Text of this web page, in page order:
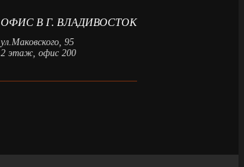
ОФИС В Г. ВЛАДИВОСТОК
ул.Маковского, 95
2 этаж, офис 200